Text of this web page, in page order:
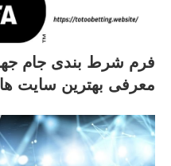
معرفی بهترین سایت ها